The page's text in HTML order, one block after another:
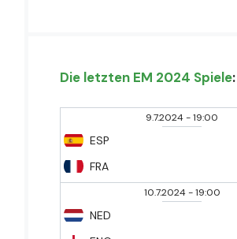
Die letzten EM 2024 Spiele:
9.7.2024-19:00
ESP
FRA
10.7.2024-19:00
NED